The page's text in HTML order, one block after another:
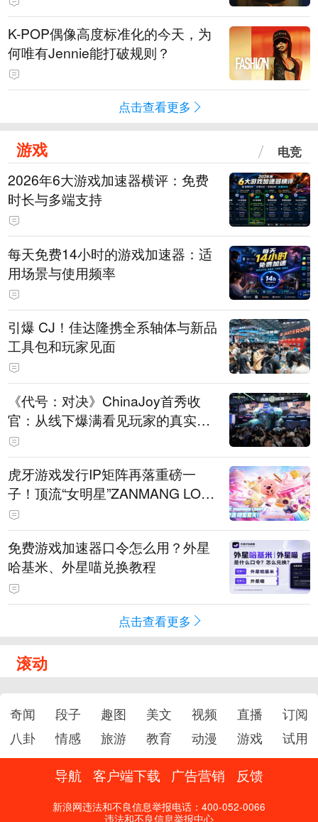
K-POP偶像高度标准化的今天，为
何唯有Jennie能打破规则？
点击查看更多
游戏 电竞
2026年6大游戏加速器横评：免费
时长与多端支持
每天免费14小时的游戏加速器：适
用场景与使用频率
引爆 CJ！佳达隆携全系轴体与新品
工具包和玩家见面
《代号：对决》ChinaJoy首秀收
官：从线下爆满看见玩家的真实期
待
虎牙游戏发行IP矩阵再落重磅一
子！顶流“女明星”ZANMANG LOO
PY 正版3D消除手游《消消奇遇》
惊喜曝光
免费游戏加速器口令怎么用？外星
哈基米、外星喵兑换教程
点击查看更多
滚动
奇闻 段子 趣图 美文 视频 直播
订阅
八卦
情感 旅游 教育 动漫 游戏 试用
导航 客户端下载 广告营销 反馈
新浪网违法和不良信息举报电话：400-052-0066
违法和不良信息举报中心